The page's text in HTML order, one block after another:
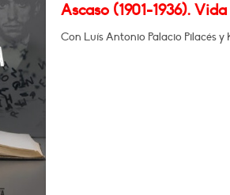
Ascaso (1901-1936).
Con Luís Antonio Palacio Pilacés y